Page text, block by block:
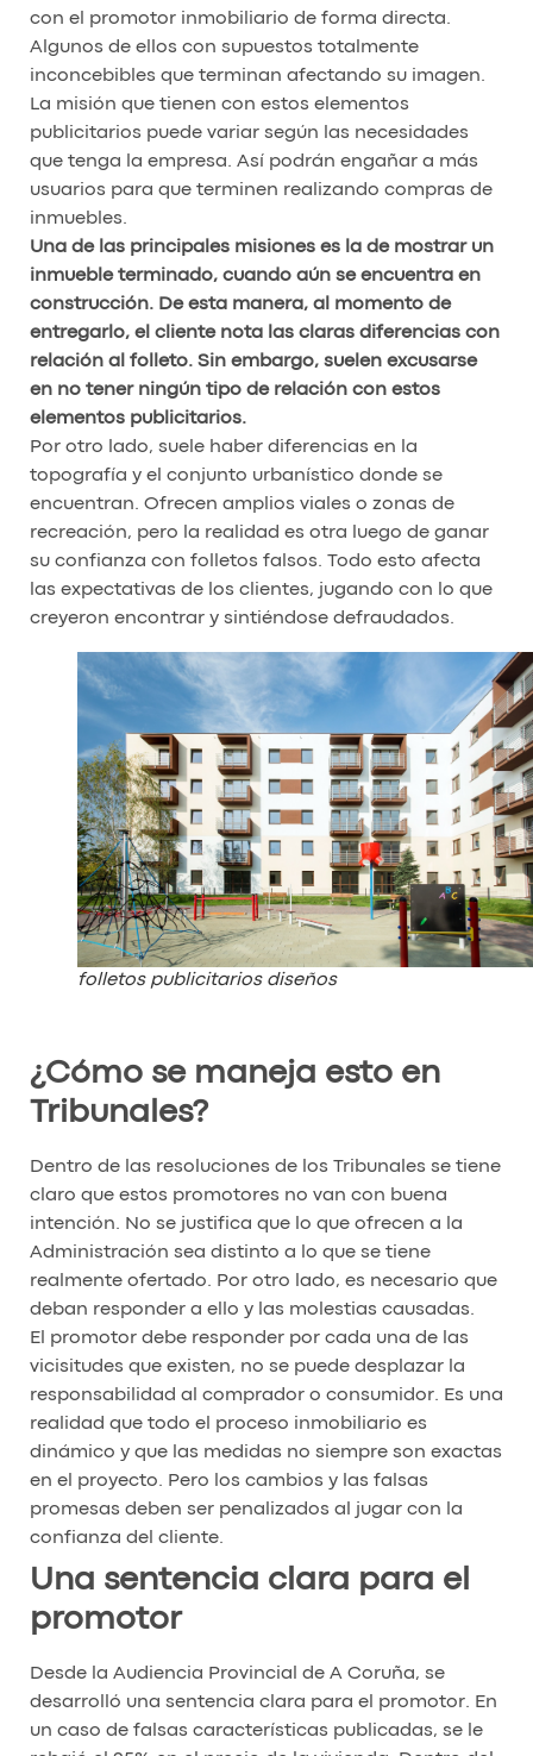
con el promotor inmobiliario de forma directa.
Algunos de ellos con supuestos totalmente
inconcebibles que terminan afectando su imagen.
La misión que tienen con estos elementos
publicitarios puede variar según las necesidades
que tenga la empresa. Así podrán engañar a más
usuarios para que terminen realizando compras de
inmuebles.
Una de las principales misiones es la de mostrar un
inmueble terminado, cuando aún se encuentra en
construcción. De esta manera, al momento de
entregarlo, el cliente nota las claras diferencias con
relación al folleto. Sin embargo, suelen excusarse
en no tener ningún tipo de relación con estos
elementos publicitarios.
Por otro lado, suele haber diferencias en la
topografía y el conjunto urbanístico donde se
encuentran. Ofrecen amplios viales o zonas de
recreación, pero la realidad es otra luego de ganar
su confianza con folletos falsos. Todo esto afecta
las expectativas de los clientes, jugando con lo que
creyeron encontrar y sintiéndose defraudados.
folletos publicitarios diseños
¿Cómo se maneja esto en
Tribunales?
Dentro de las resoluciones de los Tribunales se tiene
claro que estos promotores no van con buena
intención. No se justifica que lo que ofrecen a la
Administración sea distinto a lo que se tiene
realmente ofertado. Por otro lado, es necesario que
deban responder a ello y las molestias causadas.
El promotor debe responder por cada una de las
vicisitudes que existen, no se puede desplazar la
responsabilidad al comprador o consumidor. Es una
realidad que todo el proceso inmobiliario es
dinámico y que las medidas no siempre son exactas
en el proyecto. Pero los cambios y las falsas
promesas deben ser penalizados al jugar con la
confianza del cliente.
Una sentencia clara para el
promotor
Desde la Audiencia Provincial de A Coruña, se
desarrolló una sentencia clara para el promotor. En
un caso de falsas características publicadas, se le